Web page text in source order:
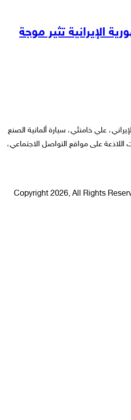
الإيرانية تثير موجة
علي خامنئي، سيارة ألمانية الصنع
اللاذعة على مواقع التواصل الاجتماعي،